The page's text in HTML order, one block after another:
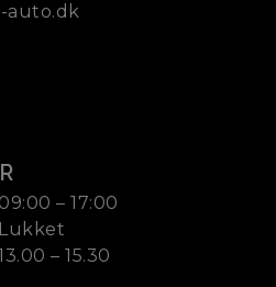
auto.dk
09:00 – 17:00
Lukket
– 15.30